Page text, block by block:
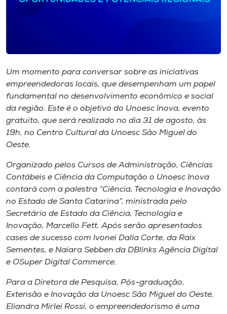
Biblioteca
Editora
Rádio
Museu
Unoesc
Store
Selecione
o idioma
A+
Um momento para conversar sobre as iniciativas
empreendedoras locais, que desempenham um papel
fundamental no desenvolvimento econômico e social
da região. Este é o objetivo do Unoesc Inova, evento
gratuito, que será realizado no dia 31 de agosto, às
19h, no Centro Cultural da Unoesc São Miguel do
Oeste.
Organizado pelos Cursos de Administração, Ciências
Contábeis e Ciência da Computação o Unoesc Inova
contará com a palestra “Ciência, Tecnologia e Inovação
no Estado de Santa Catarina”, ministrada pelo
Secretário de Estado da Ciência, Tecnologia e
Inovação, Marcello Fett. Após serão apresentados
cases de sucesso com Ivonei Dalla Corte, da Raix
Sementes, e Naiara Sebben da DBlinks Agência Digital
e OSuper Digital Commerce.
Para a Diretora de Pesquisa, Pós-graduação,
Extensão e Inovação da Unoesc São Miguel do Oeste,
Eliandra Mirlei Rossi, o empreendedorismo é uma